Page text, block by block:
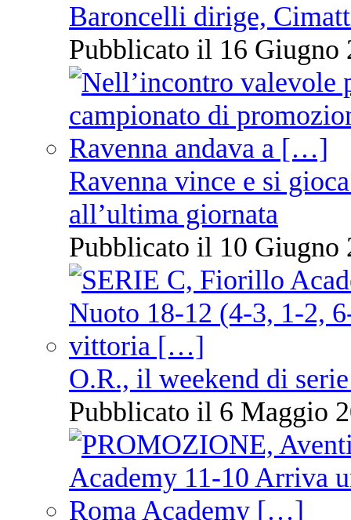
Baroncelli dirige,
Pubblicato il 16 Giugno
Ravenna vince e si
all’ultima giornata
Pubblicato il 10 Giugno
O.R., il weekend di
Pubblicato il 6 Maggio